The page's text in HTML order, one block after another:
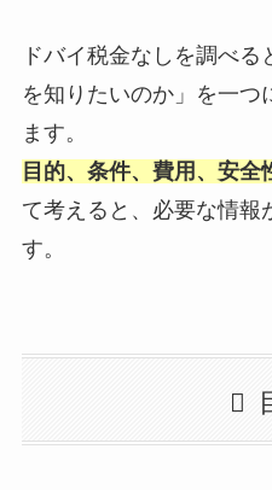
ドバイ税金なしを調べ
を知りたいのか」を一つ
ます。
目的、条件、費用、安全
て考えると、必要な情報
す。